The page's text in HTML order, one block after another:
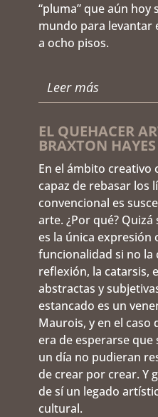
“pluma” que aún
mundo para levantar
a ocho pisos.
Leer más
EL QUEHACER
BRAXTON HAYES
En el ámbito creativo
capaz de rebasar los
convencional es
arte. ¿Por qué?
es la única expresión
funcionalidad si no la
reflexión, la catarsis,
abstractas y
estancado es un
Maurois, y en el caso
era de esperarse
un día no pudieran
de crear por crear. Y
de sí un legado
cultural.